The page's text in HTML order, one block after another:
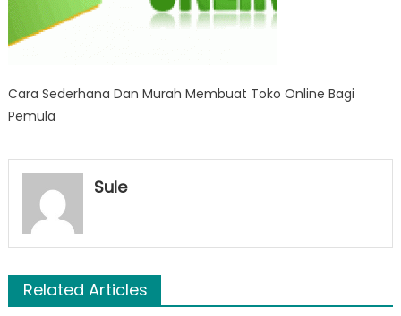
Cara Sederhana Dan Murah Membuat Toko Online Bagi
Pemula
Sule
Related Articles